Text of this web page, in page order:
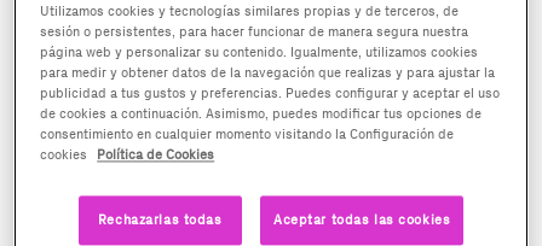
Utilizamos cookies y tecnologías similares propias y de terceros, de
sesión o persistentes, para hacer funcionar de manera segura nuestra
página web y personalizar su contenido. Igualmente, utilizamos cookies
para medir y obtener datos de la navegación que realizas y para ajustar la
publicidad a tus gustos y preferencias. Puedes configurar y aceptar el uso
de cookies a continuación. Asimismo, puedes modificar tus opciones de
consentimiento en cualquier momento visitando la Configuración de
cookies
Política de Cookies
Rechazarlas todas Aceptar todas las cookies